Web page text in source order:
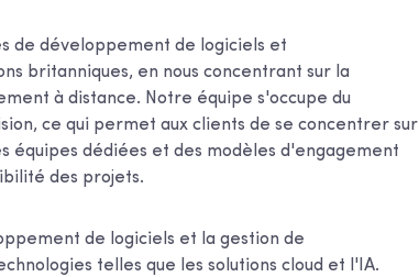
de développement de logiciels et
britanniques, en nous concentrant sur la
à distance. Notre équipe s'occupe du
ce qui permet aux clients de se concentrer sur
équipes dédiées et des modèles d'engagement
des projets.
de logiciels et la gestion de
telles que les solutions cloud et l'IA.